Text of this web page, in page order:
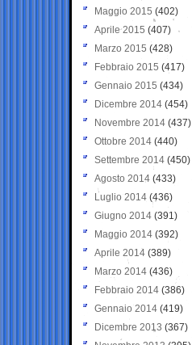
Maggio 2015 (402)
Aprile 2015 (407)
Marzo 2015 (428)
Febbraio 2015 (417)
Gennaio 2015 (434)
Dicembre 2014 (454)
Novembre 2014 (437)
Ottobre 2014 (440)
Settembre 2014 (450)
Agosto 2014 (433)
Luglio 2014 (436)
Giugno 2014 (391)
Maggio 2014 (392)
Aprile 2014 (389)
Marzo 2014 (436)
Febbraio 2014 (386)
Gennaio 2014 (419)
Dicembre 2013 (367)